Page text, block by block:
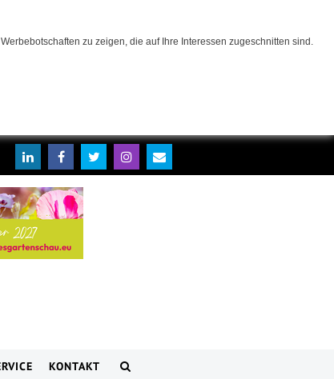
zu zeigen, die auf Ihre Interessen zugeschnitten sind.
KONTAKT